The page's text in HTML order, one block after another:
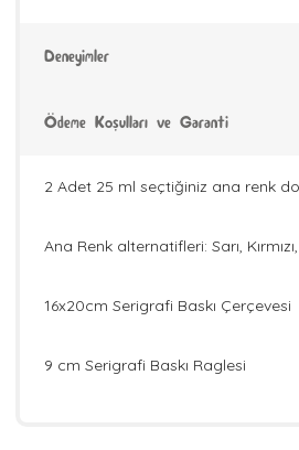
Deneyimler
Ödeme Koşulları ve Garanti
2 Adet 25 ml seçtiğiniz ana renk
Ana Renk alternatifleri: Sarı,
16x20cm Serigrafi Baskı Çerçevesi
9 cm Serigrafi Baskı Raglesi